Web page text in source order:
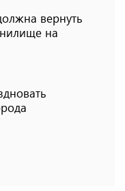
вернуть
на